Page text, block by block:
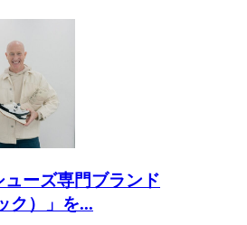
ーズ専門ブランド
ク）」を...